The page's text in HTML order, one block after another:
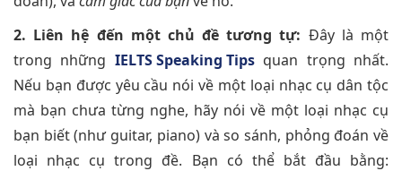
2. Liên hệ đến một chủ đề tương tự: Đây là một
trong những IELTS Speaking Tipsquan trọng nhất.
Nếu bạn được yêu cầu nói về một loại nhạc cụ dân tộc
mà bạn chưa từng nghe, hãy nói về một loại nhạc cụ
bạn biết (như guitar, piano) và so sánh, phỏng đoán về
loại nhạc cụ trong đề. Bạn có thể bắt đầu bằng: